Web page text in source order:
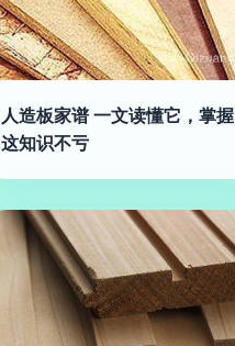
人造板家谱 一文读懂它，掌握
这知识不亏